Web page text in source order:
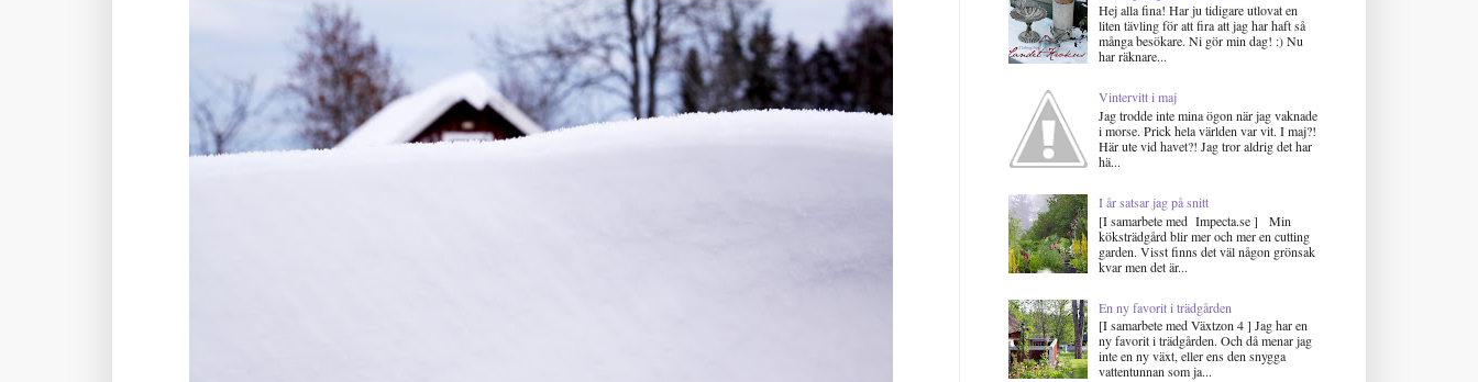
Hej alla fina! Har ju tidigare utlovat en
liten tävling för att fira att jag har haft så
många besökare. Ni gör min dag! :) Nu
har räknare...
Vintervitt i maj
Jag trodde inte mina ögon när jag vaknade
i morse. Prick hela världen var vit. I maj?!
Här ute vid havet?! Jag tror aldrig det har
hä...
I år satsar jag på snitt
[I samarbete med Impecta.se ] Min
köksträdgård blir mer och mer en cutting
garden. Visst finns det väl någon grönsak
kvar men det är...
En ny favorit i trädgården
[I samarbete med Växtzon 4 ] Jag har en
ny favorit i trädgården. Och då menar jag
inte en ny växt, eller ens den snygga
vattentunnan som ja...